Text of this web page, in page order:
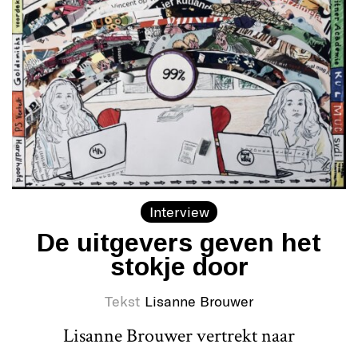
Interview
De uitgevers geven het
stokje door
Tekst Lisanne Brouwer
Lisanne Brouwer vertrekt naar